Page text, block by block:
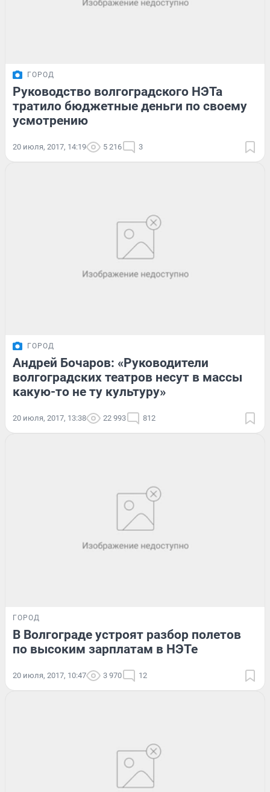
ГОРОД
Руководство волгоградского НЭТа
тратило бюджетные деньги по своему
усмотрению
20 июля, 2017, 14:19 5 216 3
ГОРОД
Андрей Бочаров: «Руководители
волгоградских театров несут в массы
какую-то не ту культуру»
20 июля, 2017, 13:38 22 993 812
ГОРОД
В Волгограде устроят разбор полетов
по высоким зарплатам в НЭТе
20 июля, 2017, 10:47 3 970 12